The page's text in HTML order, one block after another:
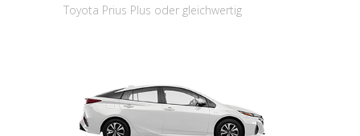
Toyota Prius Plus oder gleichwertig